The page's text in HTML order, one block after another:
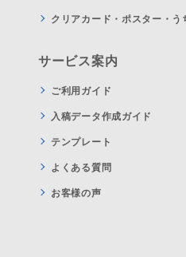
クリアカード・ポスター・う
サービス案内
ご利用ガイド
入稿データ作成ガイド
テンプレート
よくある質問
お客様の声